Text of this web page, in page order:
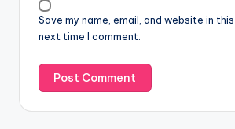
Save my name, email, and website in
next time I comment.